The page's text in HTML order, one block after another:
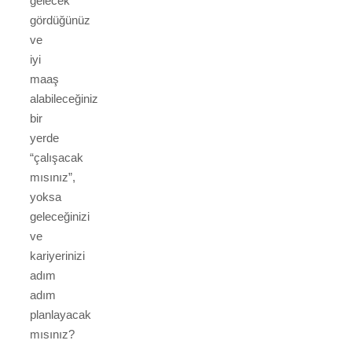
gördüğünüz
ve
iyi
maaş
alabileceğiniz
bir
yerde
“çalışacak
mısınız”,
yoksa
geleceğinizi
ve
kariyerinizi
adım
adım
planlayacak
mısınız?